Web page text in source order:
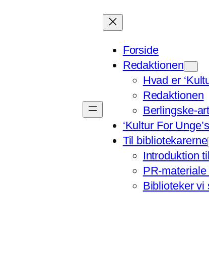
Forside
Redaktionen
Hvad er
Redaktionen
Berlingske-
‘Kultur For
Til bibliotekarerne
Introduktion
PR-
Biblioteker vi